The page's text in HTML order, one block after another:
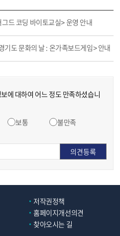
드 코딩 바이토교실> 운영 안내
기도 문화의 날 : 온가족보드게임> 안내
에 대하여 어느 정도 만족하셨습니
보통
불만족
저작권정책
홈페이지개선의견
찾아오시는 길